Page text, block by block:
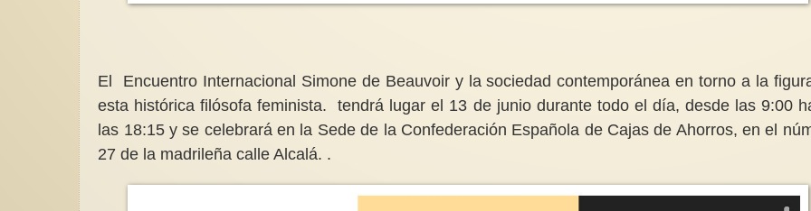
El Encuentro Internacional Simone de Beauvoir y la sociedad contemporánea en torno a la
esta histórica filósofa feminista. tendrá lugar el 13 de junio durante todo el día, desde las 9:00
las 18:15 y se celebrará en la Sede de la Confederación Española de Cajas de Ahorros, en el
27 de la madrileña calle Alcalá. .
¿ Hasta donde va a llegar tanto
desatino ?
algunas personas la guerra se
traduce en un tema de poder y
Violencia sexual en
propuesta para su
En el primer
las fuerzas de
tramitaron 2.655